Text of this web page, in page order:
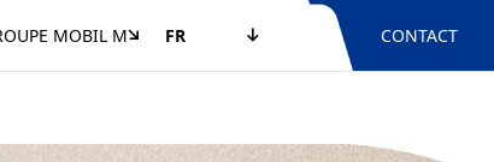
MOBIL M FR CONTACT